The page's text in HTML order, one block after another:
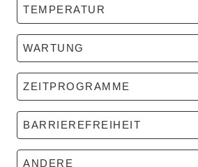
TEMPERATUR
WARTUNG
ZEITPROGRAMME
BARRIEREFREIHEIT
ANDERE